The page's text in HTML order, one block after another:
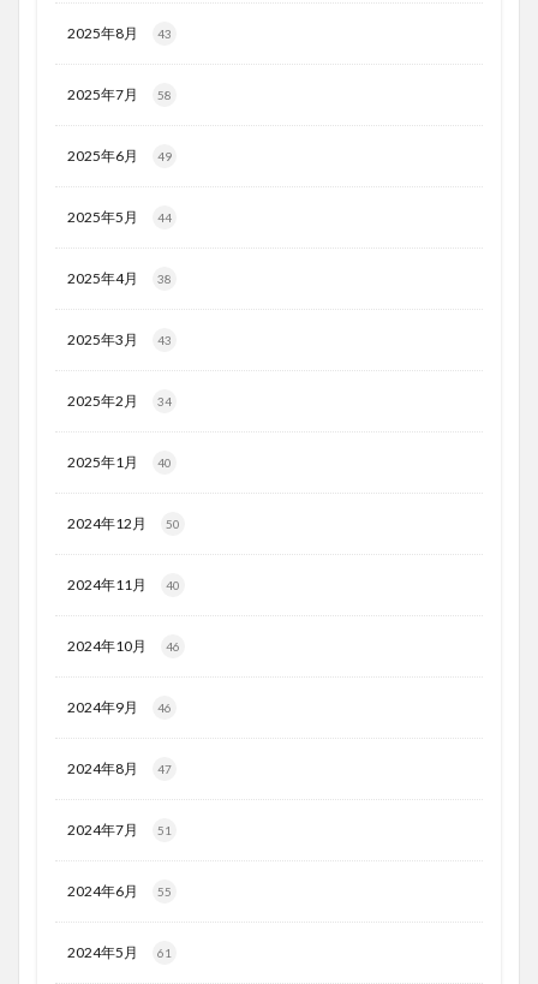
2025年8月 43
2025年7月 58
2025年6月 49
2025年5月 44
2025年4月 38
2025年3月 43
2025年2月 34
2025年1月 40
2024年12月 50
2024年11月 40
2024年10月 46
2024年9月 46
2024年8月 47
2024年7月 51
2024年6月 55
2024年5月 61